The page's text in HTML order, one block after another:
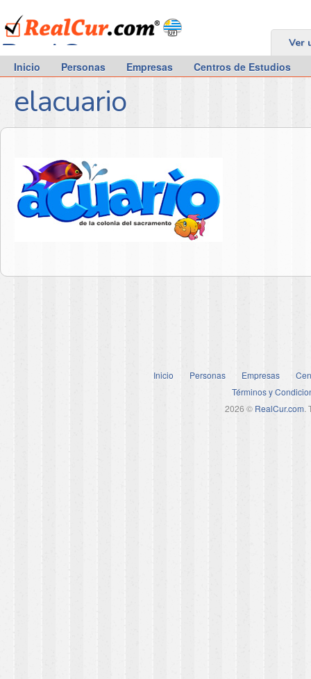
RealCur.com Ver
Inicio Personas Empresas Centros de Estudios
elacuario
Inicio Personas Empresas
Términos y
2026 © RealCur.com.